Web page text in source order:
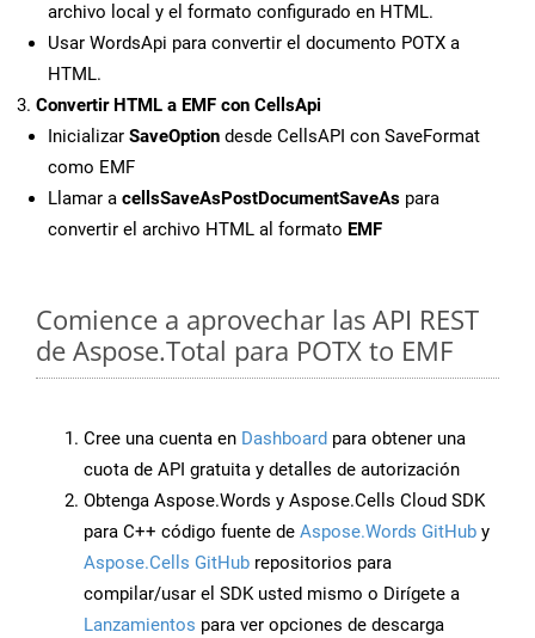
archivo local y el formato configurado en HTML.
Usar WordsApi para convertir el documento POTX a
HTML.
Convertir HTML a EMF con CellsApi
Inicializar SaveOption desde CellsAPI con SaveFormat
como EMF
Llamar a cellsSaveAsPostDocumentSaveAs para
convertir el archivo HTML al formato EMF
Comience a aprovechar las API REST
de Aspose.Total para POTX to EMF
Cree una cuenta en Dashboard para obtener una
cuota de API gratuita y detalles de autorización
Obtenga Aspose.Words y Aspose.Cells Cloud SDK
para C++ código fuente de Aspose.Words GitHub y
Aspose.Cells GitHub repositorios para
compilar/usar el SDK usted mismo o Dirígete a
Lanzamientos para ver opciones de descarga